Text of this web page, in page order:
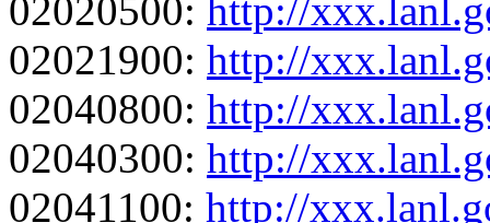
02020500: http://
02021900: http://
02040800: http://
02040300: http://
02041100: http://